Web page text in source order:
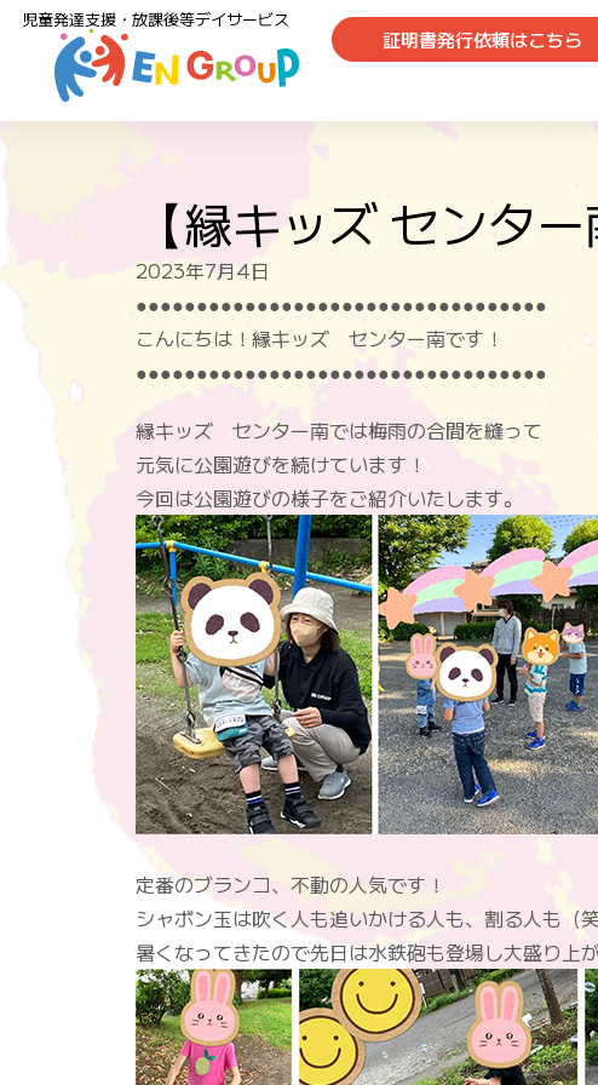
児童発達支援・放課後等デイサービス
証明書発行依頼はこちら
【縁キッズ センタ
2023年7月4日
●●●●●●●●●●●●●●●●●●●●●●●●●●●●●●●●●●
こんにちは！ 縁キッズ センター南です！
●●●●●●●●●●●●●●●●●●●●●●●●●●●●●●●●●●
縁キッズ センター南では梅雨の合間を縫って
元気に公園遊びを続けています！
今回は公園遊びの様子をご紹介いたします。
定番のブランコ、不動の人気です！
シャボン玉は吹く人も追いかける人も、割る人も（
暑くなってきたので先日は水鉄砲も登場し大盛り